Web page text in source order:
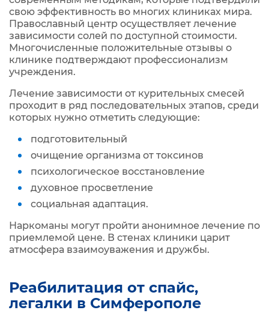
свою эффективность во многих клиниках мира.
Православный центр осуществляет лечение
зависимости солей по доступной стоимости.
Многочисленные положительные отзывы о
клинике подтверждают профессионализм
учреждения.
Лечение зависимости от курительных смесей
проходит в ряд последовательных этапов, среди
которых нужно отметить следующие:
подготовительный
очищение организма от токсинов
психологическое восстановление
духовное просветление
социальная адаптация.
Наркоманы могут пройти анонимное лечение по
приемлемой цене. В стенах клиники царит
атмосфера взаимоуважения и дружбы.
Реабилитация от спайс,
легалки в Симферополе